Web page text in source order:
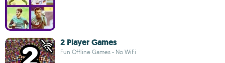
2 Player Games
Fun Offline Games - No WiFi